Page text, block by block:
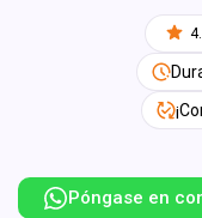
Póngase en